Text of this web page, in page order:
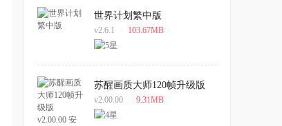
世界计划繁中版
v2.6.1 103.67MB
苏醒画质大师120帧升级版
v2.00.00 安卓版
v2.00.00 9.31MB